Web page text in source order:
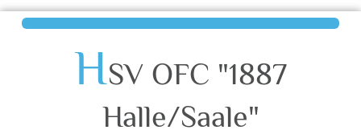
HSV OFC "1887
Halle/Saale"